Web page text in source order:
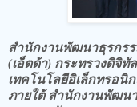
สำนักงานพัฒนาธุรกรร
(เอ็ตด้า) กระทรวงดิจิทั
เทคโนโลยีอิเล็กทรอนิ
ภายใต้ สำนักงานพัฒน